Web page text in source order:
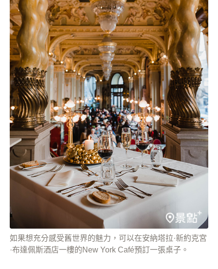
如果想充分感受舊世界的魅力，可以在安納塔拉·新約克宮
·布達佩斯酒店一樓的New York Café預訂一張桌子。